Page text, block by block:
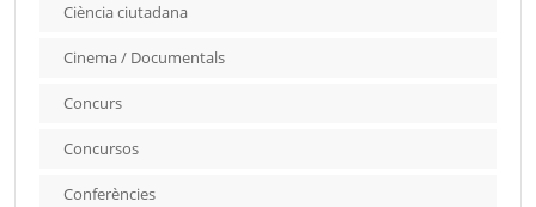
Ciència ciutadana
Cinema / Documentals
Concurs
Concursos
Conferències